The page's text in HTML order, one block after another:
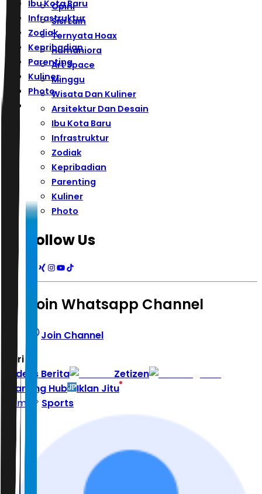
Ibu Kota Baru
Infrastruktur
Zodiak
Kepribadian
Parenting
Kuliner
Photo
Opini
Sisi Lain
Ternyata Hoax
Humaniora
Art Space
Minggu
Wisata Dan Kuliner
Arsitektur Dan Desain
Ibu Kota Baru
Infrastruktur
Zodiak
Kepribadian
Parenting
Kuliner
Photo
Follow Us
Join Whatsapp Channel
Join Channel
Hari ini
Indeks Berita
Zetizen
Learning Hub
Iklan Jitu
Home
Sports